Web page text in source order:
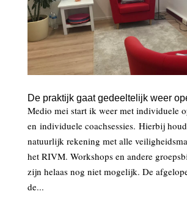
De praktijk gaat gedeeltelijk weer
Medio mei start ik weer met individuele
en individuele coachsessies. Hierbij
natuurlijk rekening met alle
het RIVM. Workshops en andere
zijn helaas nog niet mogelijk. De
de...